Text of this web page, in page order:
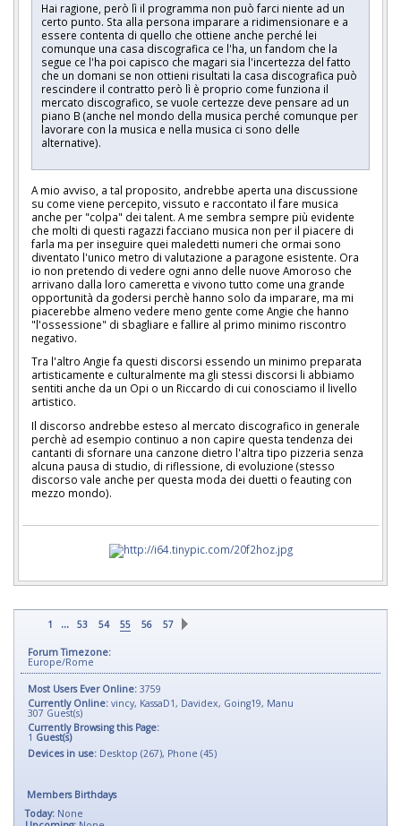
Hai ragione, però lì il programma non può farci niente ad un
certo punto. Sta alla persona imparare a ridimensionare e a
essere contenta di quello che ottiene anche perché lei
comunque una casa discografica ce l'ha, un fandom che la
segue ce l'ha poi capisco che magari sia l'incertezza del fatto
che un domani se non ottieni risultati la casa discografica può
rescindere il contratto però lì è proprio come funziona il
mercato discografico, se vuole certezze deve pensare ad un
piano B (anche nel mondo della musica perché comunque per
lavorare con la musica e nella musica ci sono delle
alternative).
A mio avviso, a tal proposito, andrebbe aperta una discussione
su come viene percepito, vissuto e raccontato il fare musica
anche per "colpa" dei talent. A me sembra sempre più evidente
che molti di questi ragazzi facciano musica non per il piacere di
farla ma per inseguire quei maledetti numeri che ormai sono
diventato l'unico metro di valutazione a paragone esistente. Ora
io non pretendo di vedere ogni anno delle nuove Amoroso che
arrivano dalla loro cameretta e vivono tutto come una grande
opportunità da godersi perchè hanno solo da imparare, ma mi
piacerebbe almeno vedere meno gente come Angie che hanno
"l'ossessione" di sbagliare e fallire al primo minimo riscontro
negativo.
Tra l'altro Angie fa questi discorsi essendo un minimo preparata
artisticamente e culturalmente ma gli stessi discorsi li abbiamo
sentiti anche da un Opi o un Riccardo di cui conosciamo il livello
artistico.
Il discorso andrebbe esteso al mercato discografico in generale
perchè ad esempio continuo a non capire questa tendenza dei
cantanti di sfornare una canzone dietro l'altra tipo pizzeria senza
alcuna pausa di studio, di riflessione, di evoluzione (stesso
discorso vale anche per questa moda dei duetti o feauting con
mezzo mondo).
1 ... 53 54 55 56 57
Forum Timezone:
Europe/Rome
Most Users Ever Online: 3759
Currently Online: vincy, KassaD1, Davidex, Going19, Manu
307 Guest(s)
Currently Browsing this Page:
1 Guest(s)
Devices in use: Desktop (267), Phone (45)
Members Birthdays
Today: None